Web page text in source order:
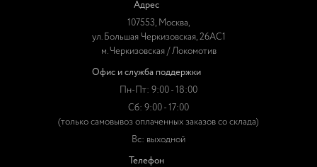
Адрес
107553, Москва,
ул. Большая Черкизовская, 26АС1
м. Черкизовская / Локомотив
Офис и служба поддержки
Пн-Пт: 9:00 - 18:00
Сб: 9:00 - 17:00
(только самовывоз оплаченных заказов со склада)
Вс: выходной
Телефон